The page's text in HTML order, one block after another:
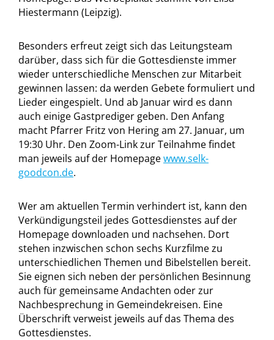
Hiestermann (Leipzig).
Besonders erfreut zeigt sich das Leitungsteam
darüber, dass sich für die Gottesdienste immer
wieder unterschiedliche Menschen zur Mitarbeit
gewinnen lassen: da werden Gebete formuliert und
Lieder eingespielt. Und ab Januar wird es dann
auch einige Gastprediger geben. Den Anfang
macht Pfarrer Fritz von Hering am 27. Januar, um
19:30 Uhr. Den Zoom-Link zur Teilnahme findet
man jeweils auf der Homepagewww.selk-
goodcon.de.
Wer am aktuellen Termin verhindert ist, kann den
Verkündigungsteil jedes Gottesdienstes auf der
Homepage downloaden und nachsehen. Dort
stehen inzwischen schon sechs Kurzfilme zu
unterschiedlichen Themen und Bibelstellen bereit.
Sie eignen sich neben der persönlichen Besinnung
auch für gemeinsame Andachten oder zur
Nachbesprechung in Gemeindekreisen. Eine
Überschrift verweist jeweils auf das Thema des
Gottesdienstes.